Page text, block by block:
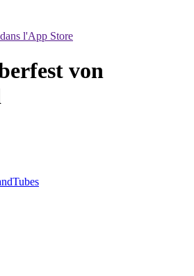
l'App Store
von
Tubes